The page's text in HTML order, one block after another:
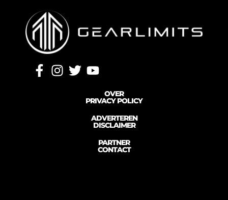
OVER
PRIVACY POLICY
ADVERTEREN
DISCLAIMER
PARTNER
CONTACT